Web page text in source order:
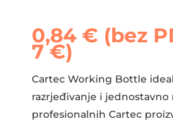
0,84 € (bez
7€)
Cartec Working Bottle
razrjeđivanje i jednostavno
profesionalnih Cartec